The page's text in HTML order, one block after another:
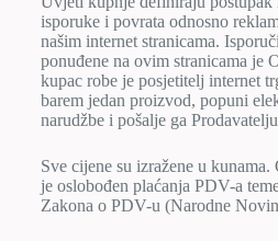
isporuke i povrata odnosno
našim internet stranicama.
ponuđene na ovim stranicama je
kupac robe je posjetitelj internet
barem jedan proizvod, popuni
narudžbe i pošalje ga
Sve cijene su izražene u
je oslobođen plaćanja PDV-a
Zakona o PDV-u (Narodne